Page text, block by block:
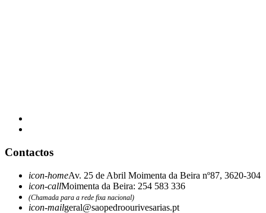
Contactos
icon-homeAv. 25 de Abril Moimenta da Beira nº87, 3620-304
icon-callMoimenta da Beira: 254 583 336
(Chamada para a rede fixa nacional)
icon-mailgeral@saopedroourivesarias.pt